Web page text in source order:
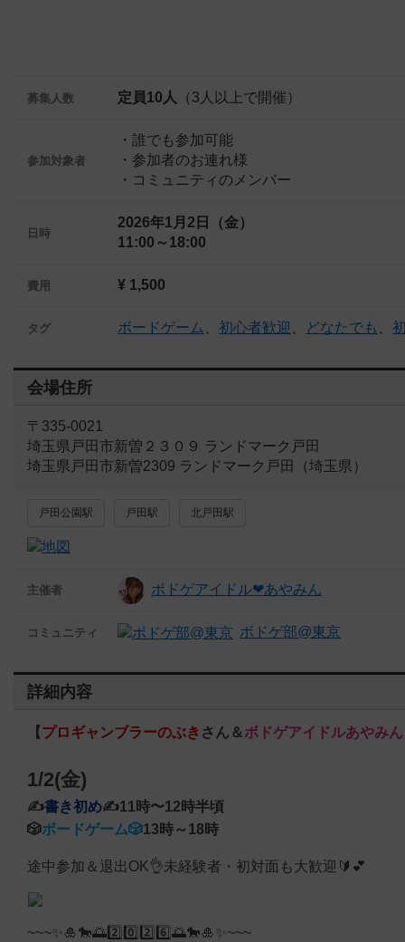
募集人数 定員10人 （3人以上で開催）
参加対象者
・誰でも参加可能
・参加者のお連れ様
・コミュニティのメンバー
日時
2026年1月2日（金）
11:00～18:00
費用 ¥ 1,500
タグ ボードゲーム 初心者歓迎 どなたでも
会場住所
〒335-0021
埼玉県戸田市新曽２３０９ ランドマーク戸田
埼玉県戸田市新曽2309 ランドマーク戸田（埼玉県）
戸田公園駅 戸田駅 北戸田駅
主催者 ボドゲアイドル❤︎あやみん
コミュニティ ボドゲ部@東京
詳細内容
【プロギャンブラーのぶき さん＆ボドゲアイドルあやみん
1/2(金)
✍️書き初め✍️11時〜12時半頃
🎲ボードゲーム🎲13時～18時
途中参加＆退出OK👌未経験者・初対面も大歓迎🔰💕
~~~✨🎍🐎🌅2️⃣0️⃣2️⃣6️⃣🌅🐎🎍✨~~~